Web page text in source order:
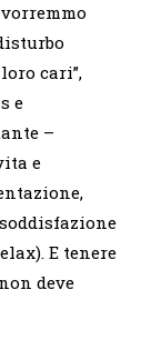
cari”,
e
–
e
E tenere
deve